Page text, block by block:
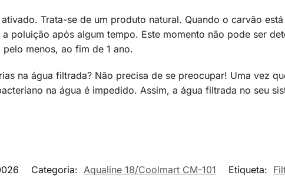
Trata-se de um produto natural. Quando o carvão
poluição após algum tempo. Este momento não pode ser
menos, ao fim de 1 ano.
na água filtrada? Não precisa de se preocupar! Uma vez
na água é impedido. Assim, a água filtrada no seu
Categoria: Aqualine 18/Coolmart CM-101 Etiqueta: